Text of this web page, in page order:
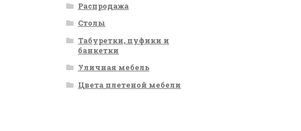
Распродажа
Столы
Табуретки, пуфики и
банкетки
Уличная мебель
Цвета плетеной мебели